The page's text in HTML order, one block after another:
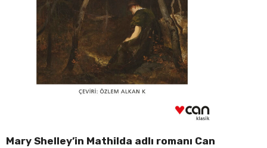
Mary Shelley’in Mathilda adlı romanı Can